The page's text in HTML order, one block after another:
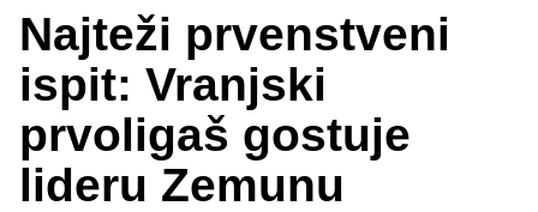
Najteži prvenstveni
ispit: Vranjski
prvoligaš gostuje
lideru Zemunu